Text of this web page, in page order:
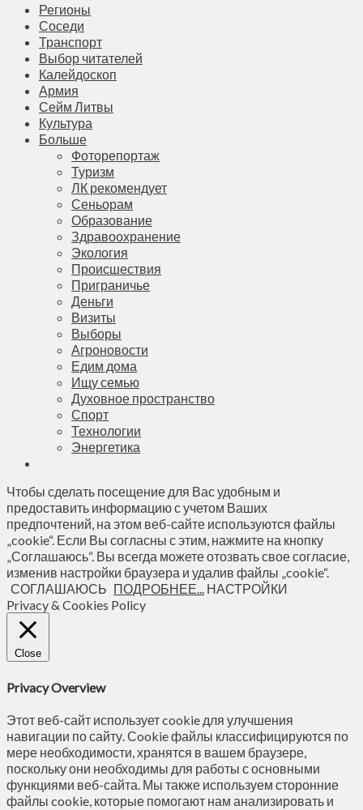
Регионы
Соседи
Транспорт
Выбор читателей
Калейдоскоп
Армия
Сейм Литвы
Культура
Больше
Фоторепортаж
Туризм
ЛК рекомендует
Сеньорам
Образование
Здравоохранение
Экология
Происшествия
Приграничье
Деньги
Визиты
Выборы
Агроновости
Едим дома
Ищу семью
Духовное пространство
Спорт
Технологии
Энергетика
Чтобы сделать посещение для Вас удобным и
предоставить информацию с учетом Ваших
предпочтений, на этом веб-сайте используются файлы
„cookie“. Если Вы согласны с этим, нажмите на кнопку
„Соглашаюсь“. Вы всегда можете отозвать свое согласие,
изменив настройки браузера и удалив файлы „cookie“.
СОГЛАШАЮСЬ ПОДРОБНЕЕ... НАСТРОЙКИ
Privacy & Cookies Policy
Close
Privacy Overview
Этот веб-сайт использует cookie для улучшения
навигации по сайту. Сookie файлы классифицируются по
мере необходимости, хранятся в вашем браузере,
поскольку они необходимы для работы с основными
функциями веб-сайта. Мы также используем сторонние
файлы cookie, которые помогают нам анализировать и